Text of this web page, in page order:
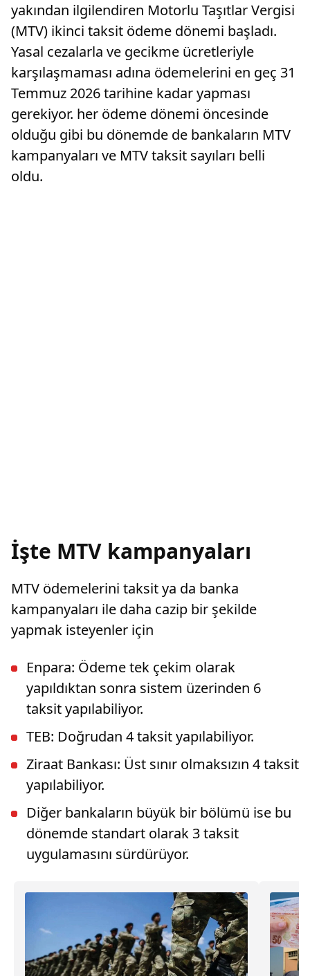
yakından ilgilendiren Motorlu Taşıtlar Vergisi
(MTV) ikinci taksit ödeme dönemi başladı.
Yasal cezalarla ve gecikme ücretleriyle
karşılaşmaması adına ödemelerini en geç 31
Temmuz 2026 tarihine kadar yapması
gerekiyor. her ödeme dönemi öncesinde
olduğu gibi bu dönemde de bankaların MTV
kampanyaları ve MTV taksit sayıları belli
oldu.
İşte MTV kampanyaları
MTV ödemelerini taksit ya da banka
kampanyaları ile daha cazip bir şekilde
yapmak isteyenler için
Enpara: Ödeme tek çekim olarak
yapıldıktan sonra sistem üzerinden 6
taksit yapılabiliyor.
TEB: Doğrudan 4 taksit yapılabiliyor.
Ziraat Bankası: Üst sınır olmaksızın 4 taksit
yapılabiliyor.
Diğer bankaların büyük bir bölümü ise bu
dönemde standart olarak 3 taksit
uygulamasını sürdürüyor.